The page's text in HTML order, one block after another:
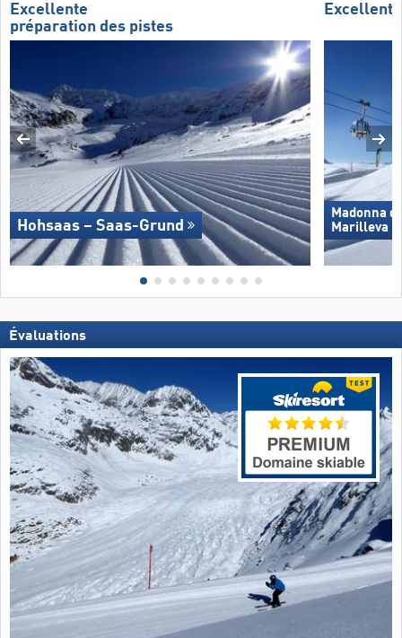
Excellente
préparation des pistes
Hohsaas – Saas-Grund
Excellent
Madonna
Marilleva
Évaluations